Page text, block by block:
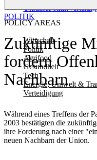
POLICY AREAS
Wirtschaft
Politik
Agrifood
Gesundheit
Tech
Energie, Umwelt &
Verteidigung
UkrainePolitik
Zukünftige
fordern
Nachbarn
Während eines Treffens der
2003 bestätigten die
ihre Forderung nach einer
neuen Nachbarn der Union.
POLITIK